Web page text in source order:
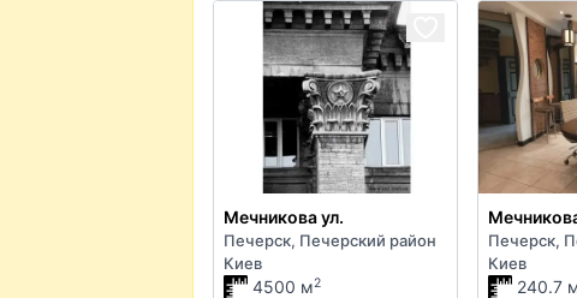
Мечникова ул.
Печерск, Печерский район
Киев
4500 м2
Печерск,
Киев
240.7